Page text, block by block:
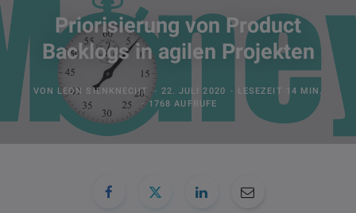
Priorisierung von Product
Backlogs in agilen Projekten
VON LEON SIENKNECHT 22. JULI 2020
LESEZEIT 14 MIN.
1768 AUFRUFE